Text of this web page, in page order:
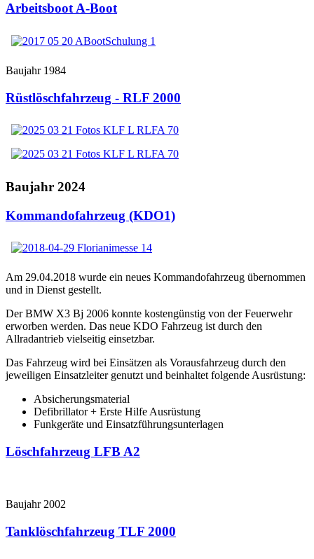
Arbeitsboot A-Boot
Baujahr 1984
Rüstlöschfahrzeug - RLF 2000
Baujahr 2024
Kommandofahrzeug (KDO1)
Am 29.04.2018 wurde ein neues Kommandofahrzeug übernommen
und in Dienst gestellt.
Der BMW X3 Bj 2006 konnte kostengünstig von der Feuerwehr
erworben werden. Das neue KDO Fahrzeug ist durch den
Allradantrieb vielseitig einsetzbar.
Das Fahrzeug wird bei Einsätzen als Vorausfahrzeug durch den
jeweiligen Einsatzleiter genutzt und beinhaltet folgende Ausrüstung:
Absicherungsmaterial
Defibrillator + Erste Hilfe Ausrüstung
Funkgeräte und Einsatzführungsunterlagen
Löschfahrzeug LFB A2
Baujahr 2002
Tanklöschfahrzeug TLF 2000